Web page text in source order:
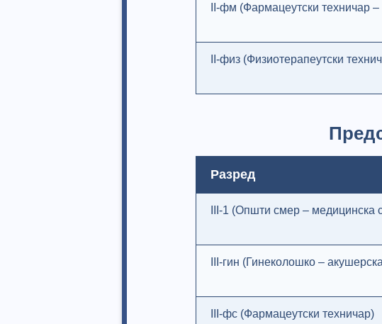
II-фм (Фармацеутски техничар –
II-физ (Физиотерапеутски
Разред
III-1 (Општи смер – медицинска
III-гин (Гинеколошко –
III-фс (Фармацеутски техничар)